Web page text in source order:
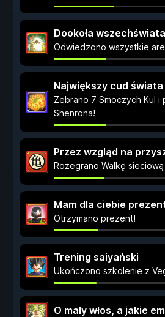
Dookoła wszechświata
Odwiedzono wszystkie
Największy cud świata
Zebrano 7 Smoczych Kul i
Shenrona!
Przez wzgląd na
Rozegrano Walkę
Mam dla ciebie
Otrzymano prezent!
Trening saiyański
Ukończono szkolenie z
O mały włos, a jakie